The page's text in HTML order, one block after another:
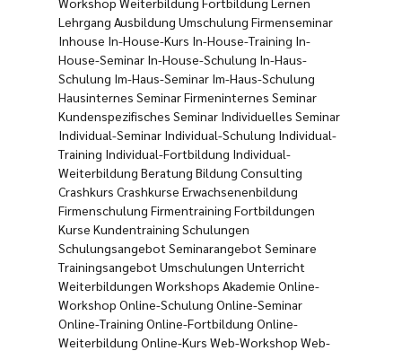
Lehrgang Ausbildung Umschulung Firmenseminar
Inhouse In-House-Kurs In-House-Training In-
House-Seminar In-House-Schulung In-Haus-
Schulung Im-Haus-Seminar Im-Haus-Schulung
Hausinternes Seminar Firmeninternes Seminar
Kundenspezifisches Seminar Individuelles Seminar
Individual-Seminar Individual-Schulung Individual-
Training Individual-Fortbildung Individual-
Weiterbildung Beratung Bildung Consulting
Crashkurs Crashkurse Erwachsenenbildung
Firmenschulung Firmentraining Fortbildungen
Kurse Kundentraining Schulungen
Schulungsangebot Seminarangebot Seminare
Trainingsangebot Umschulungen Unterricht
Weiterbildungen Workshops Akademie Online-
Workshop Online-Schulung Online-Seminar
Online-Training Online-Fortbildung Online-
Weiterbildung Online-Kurs Web-Workshop Web-